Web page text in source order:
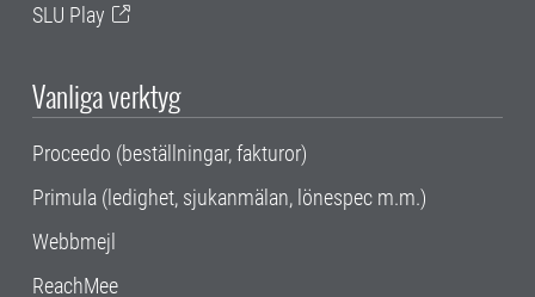
SLU Play
Vanliga verktyg
Proceedo (beställningar, fakturor)
Primula (ledighet, sjukanmälan, lönespec m.m.)
Webbmejl
ReachMee